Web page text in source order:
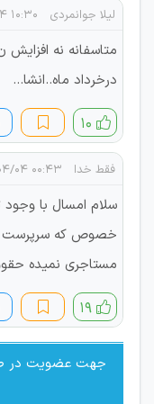
لیلا جوانمردی ۱۰:۳۰ ۱۴۰۵/۰۴/۰۴
متاسفانه نه
درخرداد ماه..انشا...
۱۰
فقط خدا ۰۰:۴۳ ۱۴۰۵/۰۴/۰۴
سلام امسال با
خصوص که سرپرست
مستاجری نمیده
۱۹
جهت عضویت در